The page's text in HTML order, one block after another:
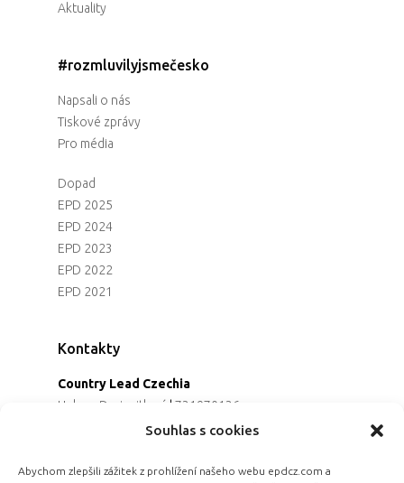
Souhlas s cookies
Abychom zlepšili zážitek z prohlížení našeho webu epdcz.com a
Aktuality
#rozmluvilyjsmečesko
Napsali o nás
Tiskové zprávy
Pro média
Dopad
EPD 2025
EPD 2024
EPD 2023
EPD 2022
EPD 2021
Kontakty
Country Lead Czechia
Helena Dreiseitlová | 731970136
Koordinátorka projektu
Programová ředitelka